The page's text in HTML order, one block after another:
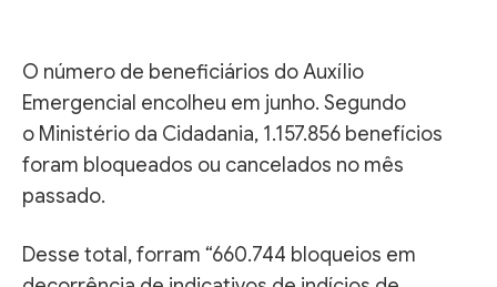
O número de beneficiários do Auxílio
Emergencial encolheu em junho. Segundo
o Ministério da Cidadania, 1.157.856 benefícios
foram bloqueados ou cancelados no mês
passado.
Desse total, forram “660.744 bloqueios em